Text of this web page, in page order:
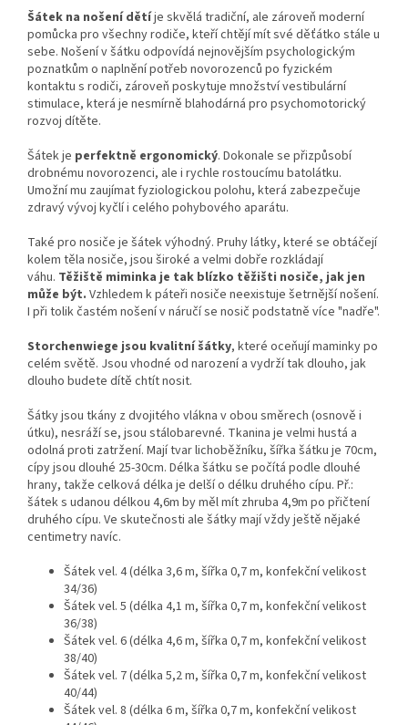
Šátek na nošení dětíje skvělá tradiční, ale zároveň moderní
pomůcka pro všechny rodiče, kteří chtějí mít své děťátko stále u
sebe. Nošení v šátku odpovídá nejnovějším psychologickým
poznatkům o naplnění potřeb novorozenců po fyzickém
kontaktu s rodiči, zároveň poskytuje množství vestibulární
stimulace, která je nesmírně blahodárná pro psychomotorický
rozvoj dítěte.
Šátek je perfektně ergonomický. Dokonale se přizpůsobí
drobnému novorozenci, ale i rychle rostoucímu batolátku.
Umožní mu zaujímat fyziologickou polohu, která zabezpečuje
zdravý vývoj kyčlí i celého pohybového aparátu.
Také pro nosiče je šátek výhodný. Pruhy látky, které se obtáčejí
kolem těla nosiče, jsou široké a velmi dobře rozkládají
váhu. Těžiště miminka je tak blízko těžišti nosiče, jak jen
může být. Vzhledem k páteři nosiče neexistuje šetrnější nošení.
I při tolik častém nošení v náručí se nosič podstatně více "nadře".
Storchenwiege jsou kvalitní šátky, které oceňují maminky po
celém světě. Jsou vhodné od narození a vydrží tak dlouho, jak
dlouho budete dítě chtít nosit.
Šátky jsou tkány z dvojitého vlákna v obou směrech (osnově i
útku), nesráží se, jsou stálobarevné. Tkanina je velmi hustá a
odolná proti zatržení. Mají tvar lichoběžníku, šířka šátku je 70cm,
cípy jsou dlouhé 25-30cm. Délka šátku se počítá podle dlouhé
hrany, takže celková délka je delší o délku druhého cípu. Př.:
šátek s udanou délkou 4,6m by měl mít zhruba 4,9m po přičtení
druhého cípu. Ve skutečnosti ale šátky mají vždy ještě nějaké
centimetry navíc.
Šátek vel. 4 (délka 3,6 m, šířka 0,7 m, konfekční velikost
34/36)
Šátek vel. 5 (délka 4,1 m, šířka 0,7 m, konfekční velikost
36/38)
Šátek vel. 6 (délka 4,6 m, šířka 0,7 m, konfekční velikost
38/40)
Šátek vel. 7 (délka 5,2 m, šířka 0,7 m, konfekční velikost
40/44)
Šátek vel. 8 (délka 6 m, šířka 0,7 m, konfekční velikost